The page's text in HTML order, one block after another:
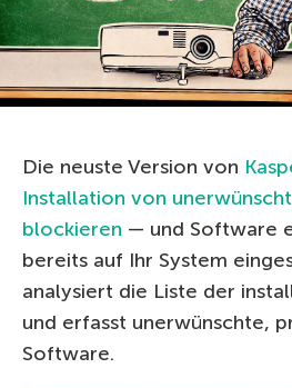
Die neuste Version von
Installation von
blockieren — und Software
bereits auf Ihr System
analysiert die Liste der
und erfasst unerwünschte,
Software.